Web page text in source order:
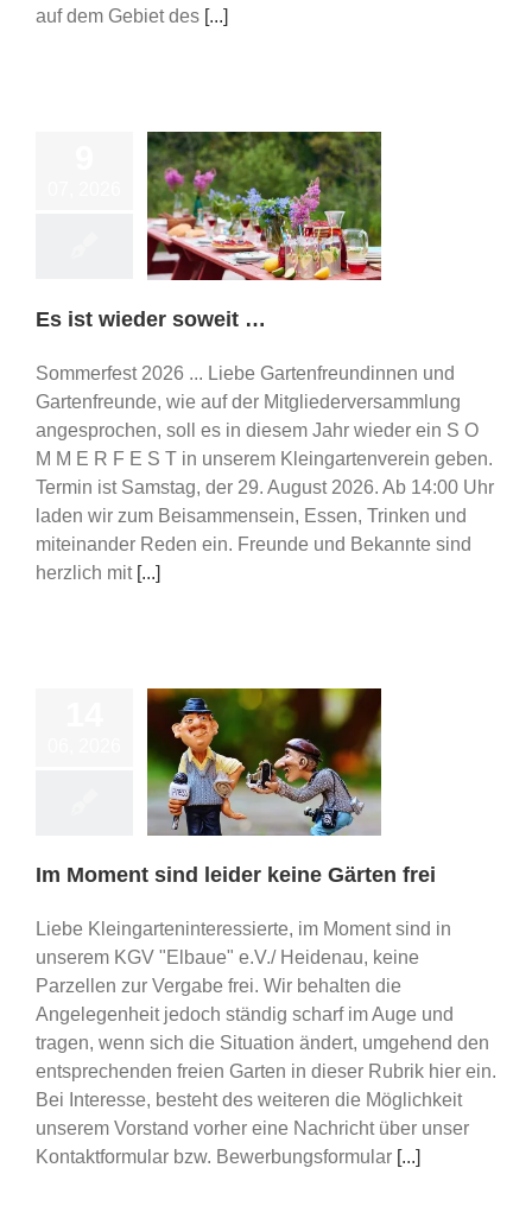
auf dem Gebiet des [...]
Es ist wieder soweit …
Sommerfest 2026 ... Liebe Gartenfreundinnen und
Gartenfreunde, wie auf der Mitgliederversammlung
angesprochen, soll es in diesem Jahr wieder ein S O
M M E R F E S T in unserem Kleingartenverein geben.
Termin ist Samstag, der 29. August 2026. Ab 14:00 Uhr
laden wir zum Beisammensein, Essen, Trinken und
miteinander Reden ein. Freunde und Bekannte sind
herzlich mit [...]
Im Moment sind leider keine Gärten frei
Liebe Kleingarteninteressierte, im Moment sind in
unserem KGV "Elbaue" e.V./ Heidenau, keine
Parzellen zur Vergabe frei. Wir behalten die
Angelegenheit jedoch ständig scharf im Auge und
tragen, wenn sich die Situation ändert, umgehend den
entsprechenden freien Garten in dieser Rubrik hier ein.
Bei Interesse, besteht des weiteren die Möglichkeit
unserem Vorstand vorher eine Nachricht über unser
Kontaktformular bzw. Bewerbungsformular [...]